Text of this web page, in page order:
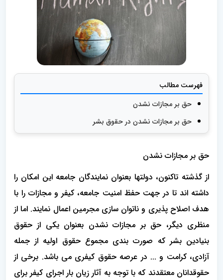
فهرست مطالب
حق بر مجازات نشدن
حق بر مجازات نشدن در حقوق بشر
حق بر مجازات نشدن
از گذشته تاکنون، دولتها بعنوان نمایندگان جامعه این امکان را
داشته اند تا در جهت حفظ امنیت جامعه، کیفر و مجازات را با
هدف اصلاح پذیری و ناتوان سازی مجرمین اعمال نمایند. اما از
منظری دیگر، حق بر مجازات نشدن بعنوان یکی از حقوق
بنیادین بشر که صورت بندی مجموع حقوق اولیه از جمله
آزادی، کرامت و ... در عرصه حقوق کیفری می باشد. برخی از
حقوقدانان معتقدند که با توجه به آثار زیان بار اجرای کیفر برای